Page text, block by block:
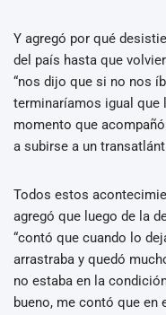
Y agregó por qué
del país hasta que
“nos dijo que si no nos
terminaríamos igual que
momento que
a subirse a un
Todos estos
agregó que luego de la
“contó que cuando lo
arrastraba y quedó
no estaba en la
bueno, me contó que en